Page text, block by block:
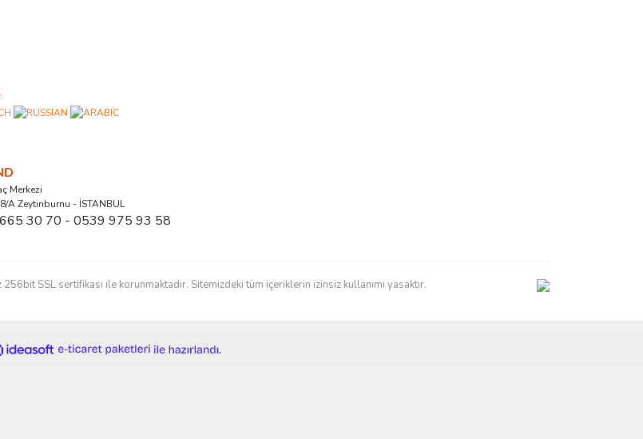
Merkezi
A Zeytinburnu - İSTANBUL
30 70 - 0539 975 93 58
SSL sertifikası ile korunmaktadır. Sitemizdeki tüm içeriklerin izinsiz kullanımı yasaktır.
ideasoft
e-